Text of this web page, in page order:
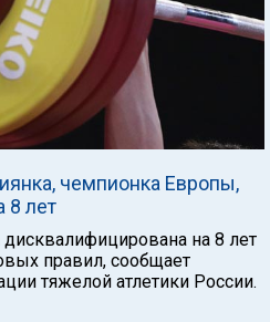
чемпионка Европы,
8 лет
на 8 лет
правил, сообщает
тяжелой атлетики России.